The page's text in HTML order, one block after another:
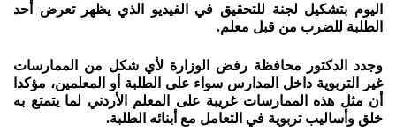
اليوم بتشكيل لجنة للتحقيق في الفيديو الذي يظهر تعرض أحد
الطلبة للضرب من قبل معلم.
وجدد الدكتور محافظة رفض الوزارة لأي شكل من الممارسات
غير التربوية داخل المدارس سواء على الطلبة أو المعلمين، مؤكدا
أن مثل هذه الممارسات غريبة على المعلم الأردني لما يتمتع به
خلق وأساليب تربوية في التعامل مع أبنائه الطلبة.